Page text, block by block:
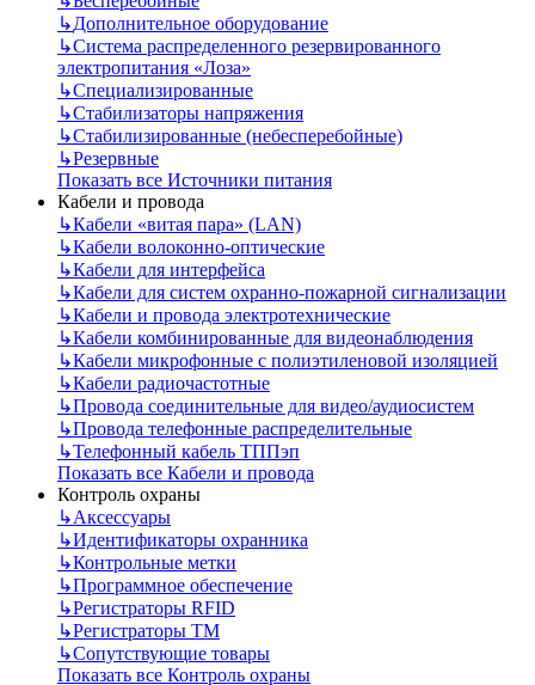
↳Дополнительное оборудование
↳Система распределенного резервированного
электропитания «Лоза»
↳Специализированные
↳Стабилизаторы напряжения
↳Стабилизированные (небесперебойные)
↳Резервные
Показать все Источники питания
Кабели и провода
↳Кабели «витая пара» (LAN)
↳Кабели волоконно-оптические
↳Кабели для интерфейса
↳Кабели для систем охранно-пожарной сигнализации
↳Кабели и провода электротехнические
↳Кабели комбинированные для видеонаблюдения
↳Кабели микрофонные с полиэтиленовой изоляцией
↳Кабели радиочастотные
↳Провода соединительные для видео/аудиосистем
↳Провода телефонные распределительные
↳Телефонный кабель ТППэп
Показать все Кабели и провода
Контроль охраны
↳Аксессуары
↳Идентификаторы охранника
↳Контрольные метки
↳Программное обеспечение
↳Регистраторы RFID
↳Регистраторы ТМ
↳Сопутствующие товары
Показать все Контроль охраны